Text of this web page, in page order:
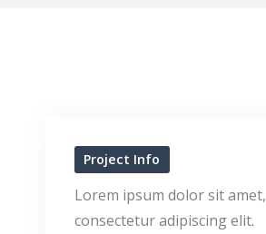
Project Info
Lorem ipsum dolor sit amet,
consectetur adipiscing elit.